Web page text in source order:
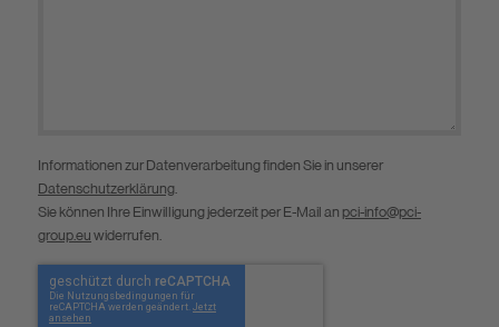
Informationen zur Datenverarbeitung finden Sie in unserer
Datenschutzerklärung.
Sie können Ihre Einwilligung jederzeit per E-Mail an pci-info@pci-
group.eu widerrufen.